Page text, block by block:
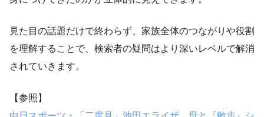
見た目の話題だけで終わらず、家族全体のつながりや役割
を理解することで、検索者の疑問はより深いレベルで解消
されていきます。
【参照】